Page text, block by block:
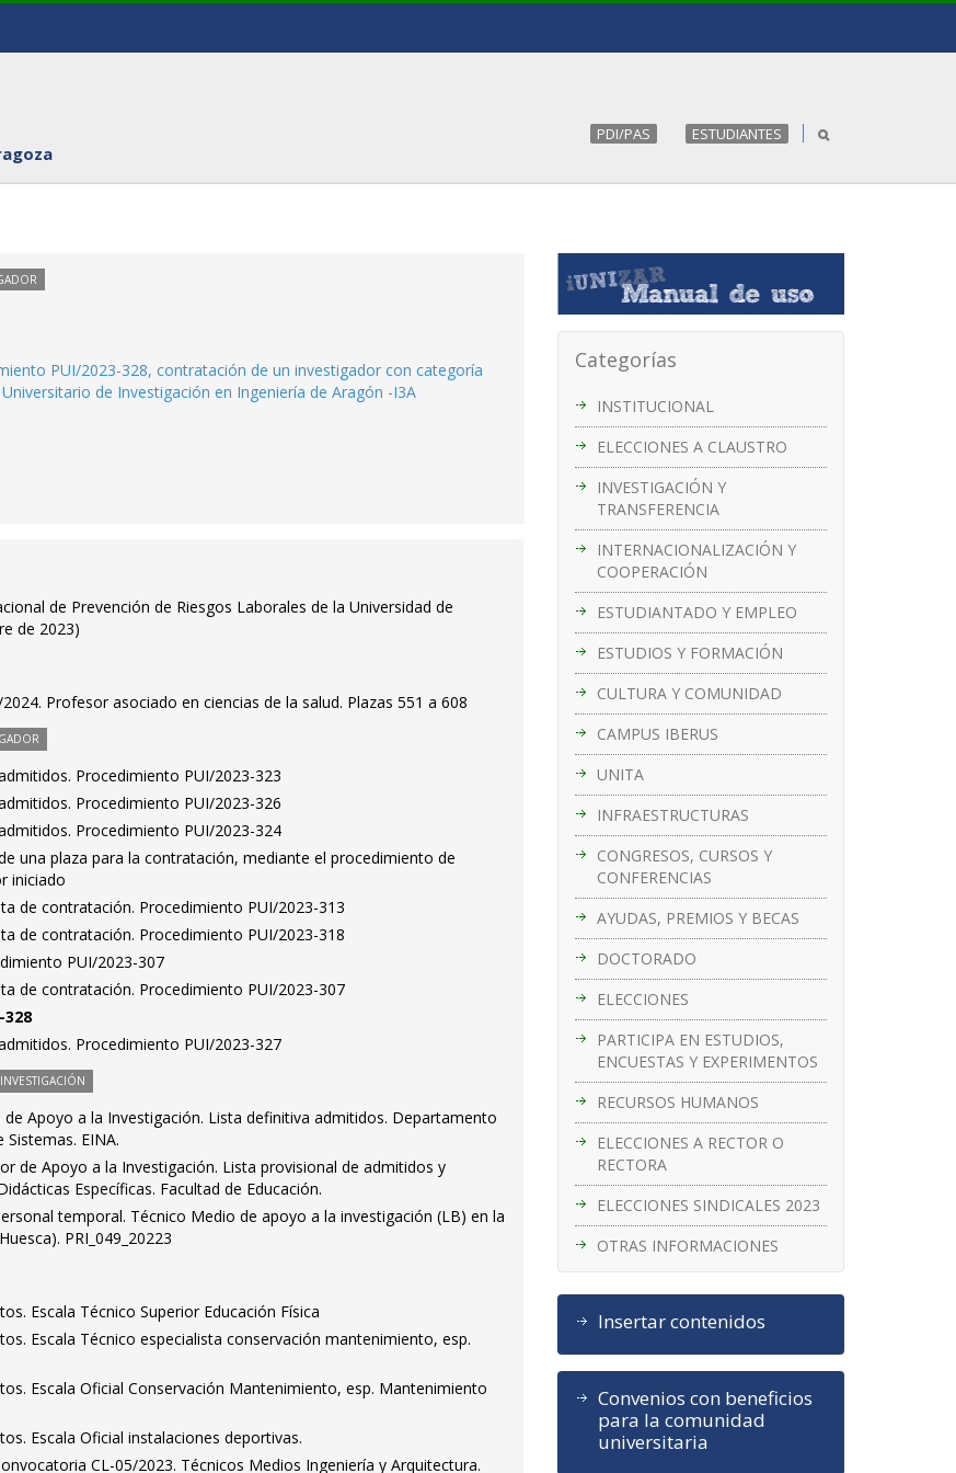
PDI/PAS ESTUDIANTES
Categorías
INSTITUCIONAL
ELECCIONES A CLAUSTRO
INVESTIGACIÓN Y
TRANSFERENCIA
INTERNACIONALIZACIÓN Y
COOPERACIÓN
ESTUDIANTADO Y EMPLEO
ESTUDIOS Y FORMACIÓN
CULTURA Y COMUNIDAD
CAMPUS IBERUS
UNITA
INFRAESTRUCTURAS
CONGRESOS, CURSOS Y
CONFERENCIAS
AYUDAS, PREMIOS Y BECAS
DOCTORADO
ELECCIONES
PARTICIPA EN ESTUDIOS,
ENCUESTAS Y EXPERIMENTOS
RECURSOS HUMANOS
ELECCIONES A RECTOR O
RECTORA
ELECCIONES SINDICALES 2023
OTRAS INFORMACIONES
Insertar contenidos
Convenios con beneficios
para la comunidad
universitaria
PUI/2023-328, contratación de un investigador con categoría
de Investigación en Ingeniería de Aragón -I3A
de Prevención de Riesgos Laborales de la Universidad de
de 2023)
Profesor asociado en ciencias de la salud. Plazas 551 a 608
Procedimiento PUI/2023-323
Procedimiento PUI/2023-326
Procedimiento PUI/2023-324
una plaza para la contratación, mediante el procedimiento de
iniciado
de contratación. Procedimiento PUI/2023-313
de contratación. Procedimiento PUI/2023-318
PUI/2023-307
de contratación. Procedimiento PUI/2023-307
Procedimiento PUI/2023-327
de Apoyo a la Investigación. Lista definitiva admitidos. Departamento
EINA.
de Apoyo a la Investigación. Lista provisional de admitidos y
Específicas. Facultad de Educación.
temporal. Técnico Medio de apoyo a la investigación (LB) en la
PRI_049_20223
Escala Técnico Superior Educación Física
Escala Técnico especialista conservación mantenimiento, esp.
Escala Oficial Conservación Mantenimiento, esp. Mantenimiento
Escala Oficial instalaciones deportivas.
CL-05/2023. Técnicos Medios Ingeniería y Arquitectura.